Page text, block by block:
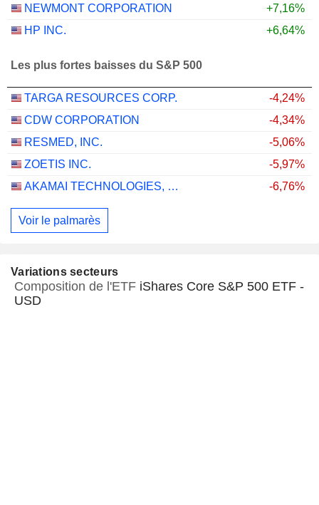
NEWMONT CORPORATION
+7,16%
HP INC.
+6,64%
Les plus fortes baisses du S&P 500
TARGA RESOURCES CORP.
-4,24%
CDW CORPORATION
-4,34%
RESMED, INC.
-5,06%
ZOETIS INC.
-5,97%
AKAMAI TECHNOLOGIES, INC.
-6,76%
Voir le palmarès
Variations secteurs
Composition de l'ETF iShares Core S&P 500 ETF -
USD